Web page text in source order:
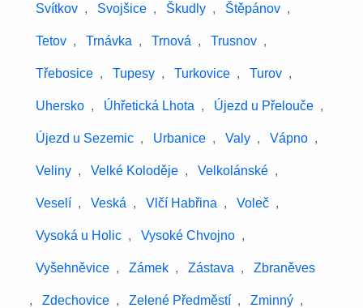
Svítkov , Svojšice , Škudly , Štěpánov ,
Tetov , Trnávka , Trnová , Trusnov ,
Třebosice , Tupesy , Turkovice , Turov ,
Uhersko , Úhřetická Lhota , Újezd u Přelouče ,
Újezd u Sezemic , Urbanice , Valy , Vápno ,
Veliny , Velké Koloděje , Velkolánské ,
Veselí , Veská , Vlčí Habřina , Voleč ,
Vysoká u Holic , Vysoké Chvojno ,
Vyšehněvice , Zámek , Zástava , Zbraněves
, Zdechovice , Zelené Předměstí , Zminný ,